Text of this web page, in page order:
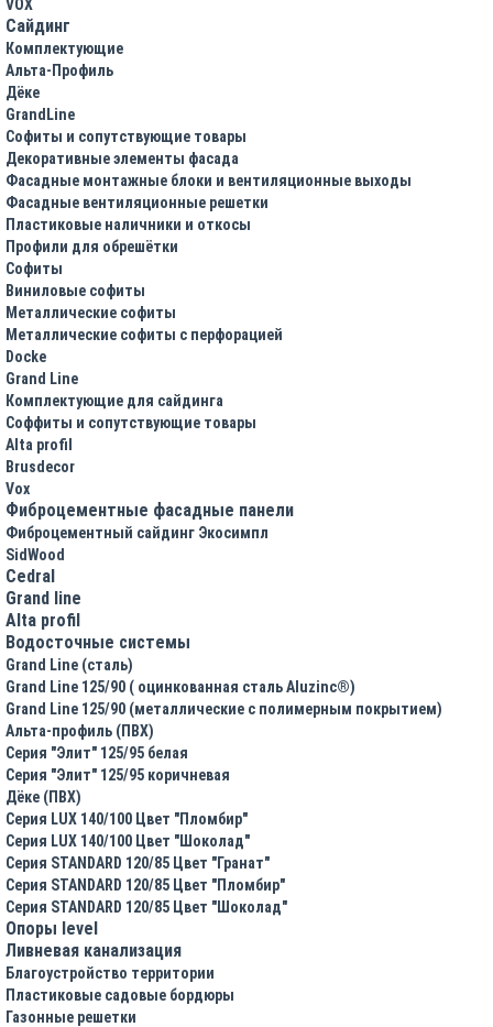
VOX
Сайдинг
Комплектующие
Альта-Профиль
Дёке
GrandLine
Софиты и сопутствующие товары
Декоративные элементы фасада
Фасадные монтажные блоки и вентиляционные выходы
Фасадные вентиляционные решетки
Пластиковые наличники и откосы
Профили для обрешётки
Софиты
Виниловые софиты
Металлические софиты
Металлические софиты с перфорацией
Docke
Grand Line
Комплектующие для сайдинга
Соффиты и сопутствующие товары
Alta profil
Brusdecor
Vox
Фиброцементные фасадные панели
Фиброцементный сайдинг Экосимпл
SidWood
Cedral
Grand line
Аlta profil
Водосточные системы
Grand Line (сталь)
Grand Line 125/90 ( оцинкованная сталь Aluzinc®)
Grand Line 125/90 (металлические с полимерным покрытием)
Альта-профиль (ПВХ)
Серия "Элит" 125/95 белая
Серия "Элит" 125/95 коричневая
Дёке (ПВХ)
Серия LUX 140/100 Цвет "Пломбир"
Серия LUX 140/100 Цвет "Шоколад"
Серия STANDARD 120/85 Цвет "Гранат"
Серия STANDARD 120/85 Цвет "Пломбир"
Серия STANDARD 120/85 Цвет "Шоколад"
Опоры level
Ливневая канализация
Благоустройство территории
Пластиковые садовые бордюры
Газонные решетки